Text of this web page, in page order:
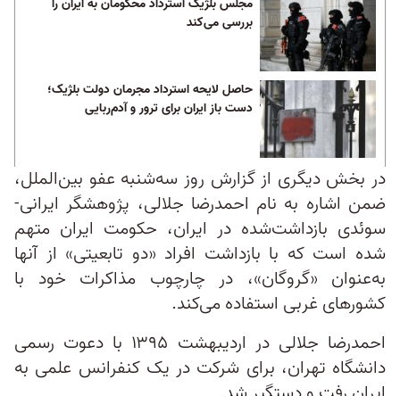
بررسی می‌کند
حاصل لایحه استرداد مجرمان دولت بلژیک؛
دست باز ایران برای ترور و آدم‌ربایی
در بخش دیگری از گزارش روز سه‌شنبه عفو بین‌الملل،
ضمن اشاره به نام احمدرضا جلالی، پژوهشگر ایرانی-
سوئدی بازداشت‌شده در ایران، حکومت ایران متهم
شده است که با بازداشت افراد «دو تابعیتی» از آنها
به‌عنوان «گروگان»، در چارچوب مذاکرات خود با
کشورهای غربی استفاده می‌کند.
احمدرضا جلالی در اردیبهشت ۱۳۹۵ با دعوت رسمی
دانشگاه تهران، برای شرکت در یک کنفرانس علمی به